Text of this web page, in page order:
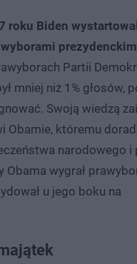
roku Biden
Partii
mniej niż 1% głosów,
Swoją wiedzą
Obamie, któremu
narodowego i
Obama wygrał
u jego boku na